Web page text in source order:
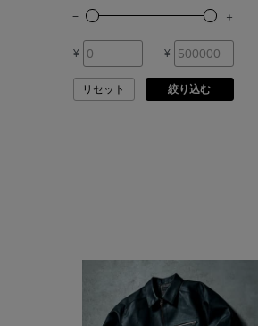
FIRENZE
AURALEE
BALENCIAGA
¥ ¥
リセット 絞り込む